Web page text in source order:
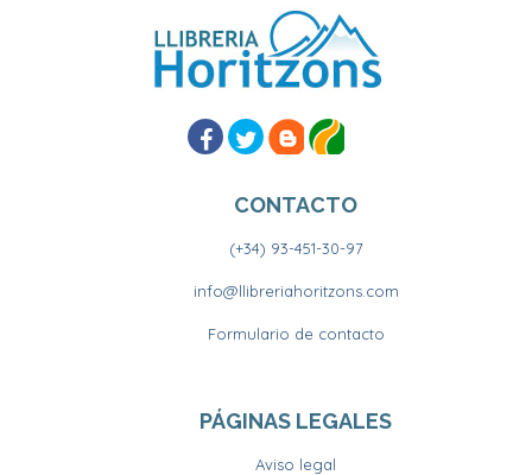
CONTACTO
(+34) 93-451-30-97
info@llibreriahoritzons.com
Formulario de contacto
PÁGINAS LEGALES
Aviso legal